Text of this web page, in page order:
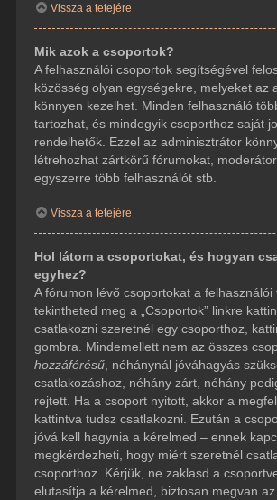
Vissza a tetejére
Mik azok a csoportok?
A felhasználói csoportok segítségével
közösség olyan egységekre, melyeket az
könnyen kezelhet. Minden felhasználó
tartozhat, és mindegyik csoporthoz saját
rendelhetők. Ezzel az adminisztrátor
létrehozhat zártkörű fórumokat,
egyszerre több felhasználót stb.
Vissza a tetejére
Hol látom a csoportokat, és hogyan
egyhez?
A fórumon lévő csoportokat a felhasználói
tekintheted meg a „Csoportok” linkre
csatlakozni szeretnél egy csoporthoz,
gombra. Mindemellett nem az összes
hozzáférésű, néhánynál jóváhagyás
csatlakozáshoz, néhány zárt, néhány
rejtett. Ha a csoport nyitott, akkor a
kattintva tudsz csatlakozni. Ezután a
jóvá kell hagynia a kérelmed – ennek
megkérdezheti, hogy miért szeretnél
csoporthoz. Kérjük, ne zaklasd a
elutasítja a kérelmed, biztosan megvan az